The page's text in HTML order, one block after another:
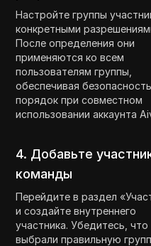
Настройте группы
конкретными
После определения они
применяются ко всем
пользователям группы,
обеспечивая
порядок при совместном
использовании аккаунта
4. Добавьте
команды
Перейдите в раздел
и создайте внутреннего
участника. Убедитесь, что
выбрали правильную